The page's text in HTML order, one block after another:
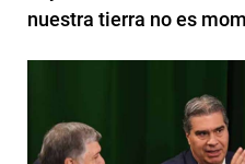
nuestra tierra no es